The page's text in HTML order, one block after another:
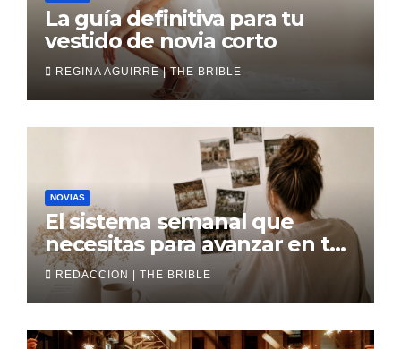
La guía definitiva para tu
vestido de novia corto
REGINA AGUIRRE | THE BRIBLE
NOVIAS
El sistema semanal que
necesitas para avanzar en tu
boda
REDACCIÓN | THE BRIBLE